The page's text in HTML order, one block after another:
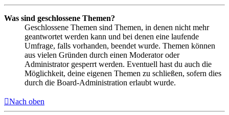
Was sind geschlossene Themen?
Geschlossene Themen sind Themen, in denen nicht mehr
geantwortet werden kann und bei denen eine laufende
Umfrage, falls vorhanden, beendet wurde. Themen können
aus vielen Gründen durch einen Moderator oder
Administrator gesperrt werden. Eventuell hast du auch die
Möglichkeit, deine eigenen Themen zu schließen, sofern dies
durch die Board-Administration erlaubt wurde.
Nach oben